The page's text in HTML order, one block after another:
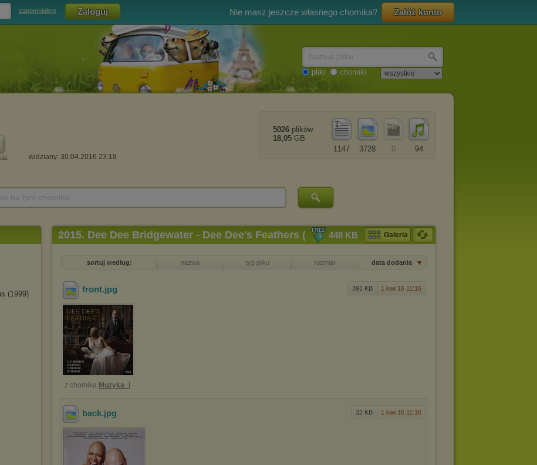
zapomniałem Nie masz jeszcze własnego chomika? Załóż konto
pliki chomiki
widziany: 30.04.2016 23:18
94
0
3728
1147
5026 plików
18,05 GB
(1999)
2015. Dee Dee Bridgewater - Dee Dee's Feathers (2015)448 KB Galeria
sortuj według: nazwa typ pliku rozmiar data dodania
391 KB 1 kwi 16 11:16
front.jpg
z chomika Muzyka_i
32 KB 1 kwi 16 11:16
back.jpg